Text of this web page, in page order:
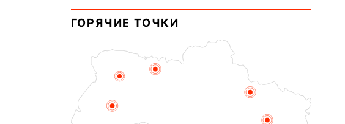
Синопского (403–404). Прп.
Корни́лия...
ГОРЯЧИЕ ТОЧКИ